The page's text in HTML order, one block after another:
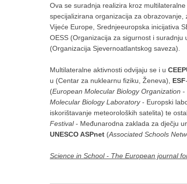
Ova se suradnja realizira kroz
specijalizirana organizacija za obrazovanje,
Vijeće Europe, Srednjeeuropska inicijativa
OESS (Organizacija za sigurnost i
(Organizacija Sjevernoatlantskog saveza).
Multilateralne aktivnosti odvijaju se i u
u (Centar za nuklearnu fiziku, Ženeva), ESF
(European Molecular Biology Organization -
Molecular Biology Laboratory- Europski
iskorištavanje meteoroloških satelita) te
Festival- Međunarodna zaklada za dječju
UNESCO ASPnet (Associated Schools
Science in School - The European journal